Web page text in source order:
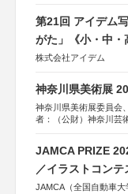
第21回 アイデム
がた」《小・中・
株式会社アイデム
神奈川県美術展
神奈川県美術展委員会
者：（公財）神奈川芸
JAMCA PRIZE
／イラストコンテ
JAMCA（全国自動車大